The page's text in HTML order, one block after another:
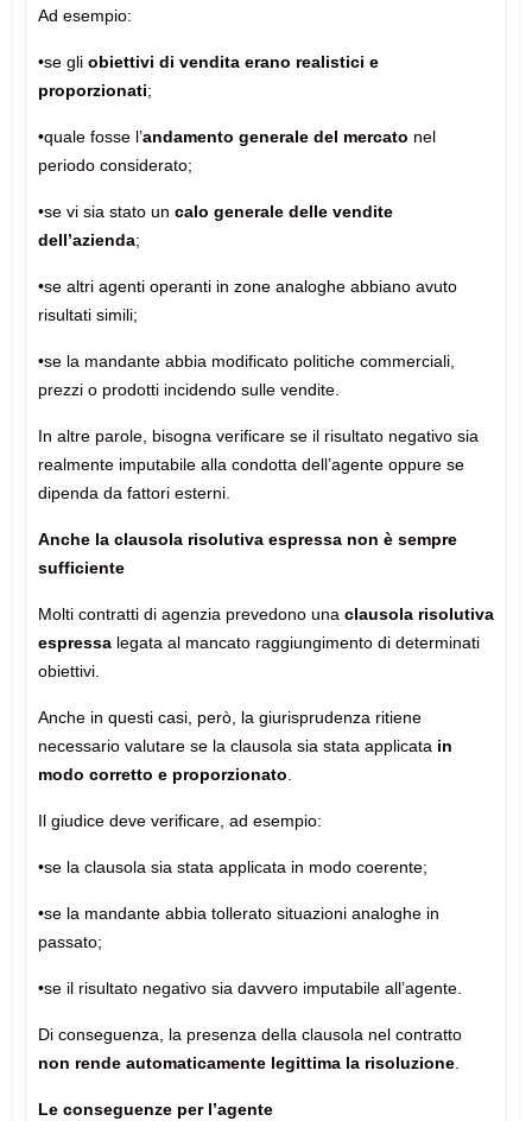
Ad esempio:
•se gli obiettivi di vendita erano realistici e
proporzionati;
•quale fosse l’andamento generale del mercato nel
periodo considerato;
•se vi sia stato un calo generale delle vendite
dell’azienda;
•se altri agenti operanti in zone analoghe abbiano avuto
risultati simili;
•se la mandante abbia modificato politiche commerciali,
prezzi o prodotti incidendo sulle vendite.
In altre parole, bisogna verificare se il risultato negativo sia
realmente imputabile alla condotta dell’agente oppure se
dipenda da fattori esterni.
Anche la clausola risolutiva espressa non è sempre
sufficiente
Molti contratti di agenzia prevedono una clausola risolutiva
espressalegata al mancato raggiungimento di determinati
obiettivi.
Anche in questi casi, però, la giurisprudenza ritiene
necessario valutare se la clausola sia stata applicata in
modo corretto e proporzionato.
Il giudice deve verificare, ad esempio:
•se la clausola sia stata applicata in modo coerente;
•se la mandante abbia tollerato situazioni analoghe in
passato;
•se il risultato negativo sia davvero imputabile all’agente.
Di conseguenza, la presenza della clausola nel contratto
non rende automaticamente legittima la risoluzione.
Le conseguenze per l’agente